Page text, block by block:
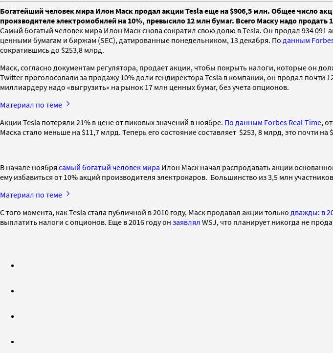
Богатейший человек мира Илон Маск продал акции Tesla еще на $906,5 млн. Общее число
производителе электромобилей на 10%, превысило 12 млн бумаг. Всего Маску надо продать
Самый богатый человек мира Илон Маск снова сократил свою долю в Tesla. Он продал 934 091
ценными бумагам и биржам (SEC), датированные понедельником, 13 декабря. По данным
сократившись до $253,8 млрд.
Маск, согласно документам регулятора, продает акции, чтобы покрыть налоги, которые он
Twitter проголосовали за продажу 10% доли гендиректора Tesla в компании, он продал
миллиардеру надо «выгрузить» на рынок 17 млн ценных бумаг, без учета опционов.
Материал по теме
Акции Tesla потеряли 21% в цене от пиковых значений в ноябре. По данным Forbes Real-Time,
Маска стало меньше на $11,7 млрд. Теперь его состояние составляет $253, 8 млрд, это почти
В начале ноября самый богатый человек мира Илон Маск начал распродавать акции
ему избавиться от 10% акций производителя электрокаров. Большинство из 3,5 млн
Материал по теме
С того момента, как Tesla стала публичной в 2010 году, Маск продавал акции только дважды: в
выплатить налоги с опционов. Еще в 2016 году он заявлял WSJ, что планирует никогда не